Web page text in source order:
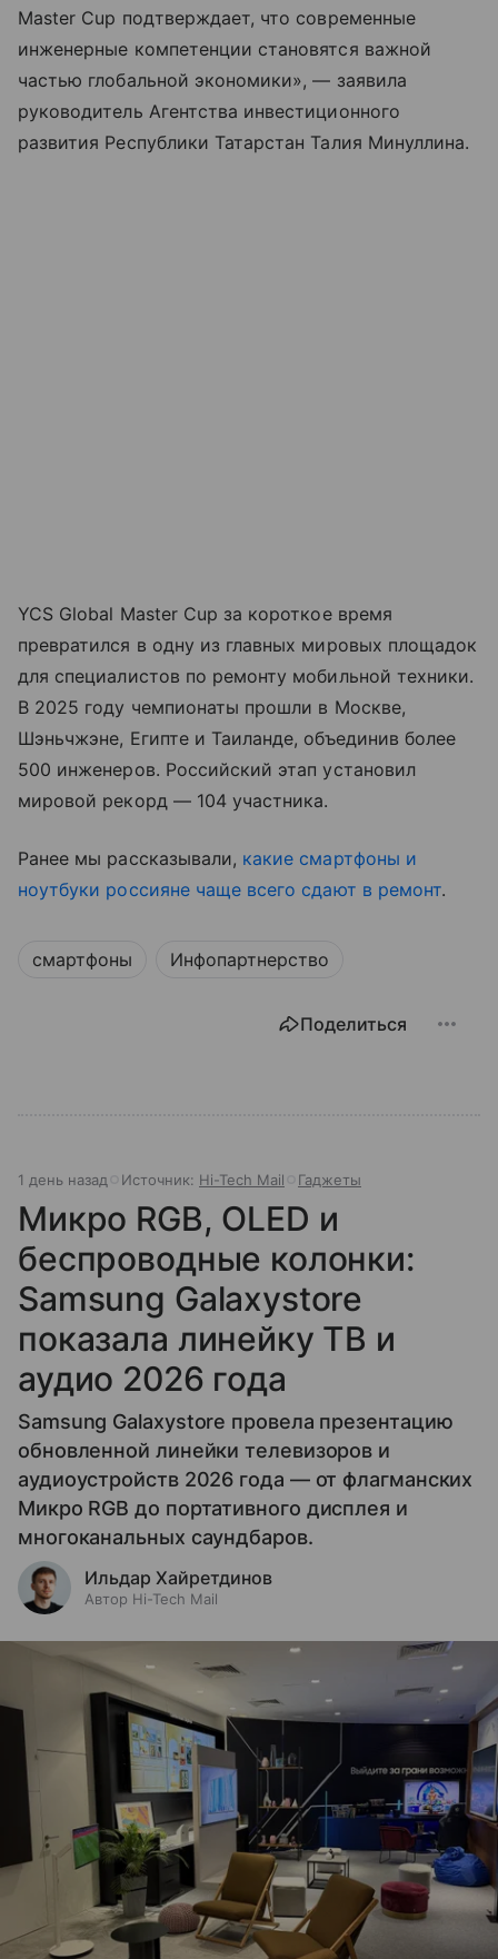
Master Cup подтверждает, что современные
инженерные компетенции становятся важной
частью глобальной экономики», — заявила
руководитель Агентства инвестиционного
развития Республики Татарстан Талия Минуллина.
YCS Global Master Cup за короткое время
превратился в одну из главных мировых площадок
для специалистов по ремонту мобильной техники.
В 2025 году чемпионаты прошли в Москве,
Шэньчжэне, Египте и Таиланде, объединив более
500 инженеров. Российский этап установил
мировой рекорд — 104 участника.
Ранее мы рассказывали, какие смартфоны и
ноутбуки россияне чаще всего сдают в ремонт.
смартфоны Инфопартнерство
Поделиться
1 день назад Источник: Hi-Tech Mail Гаджеты
Микро RGB, OLED и
беспроводные колонки:
Samsung Galaxystore
показала линейку ТВ и
аудио 2026 года
Samsung Galaxystore провела презентацию
обновленной линейки телевизоров и
аудиоустройств 2026 года — от флагманских
Микро RGB до портативного дисплея и
многоканальных саундбаров.
Ильдар Хайретдинов
Автор Hi-Tech Mail